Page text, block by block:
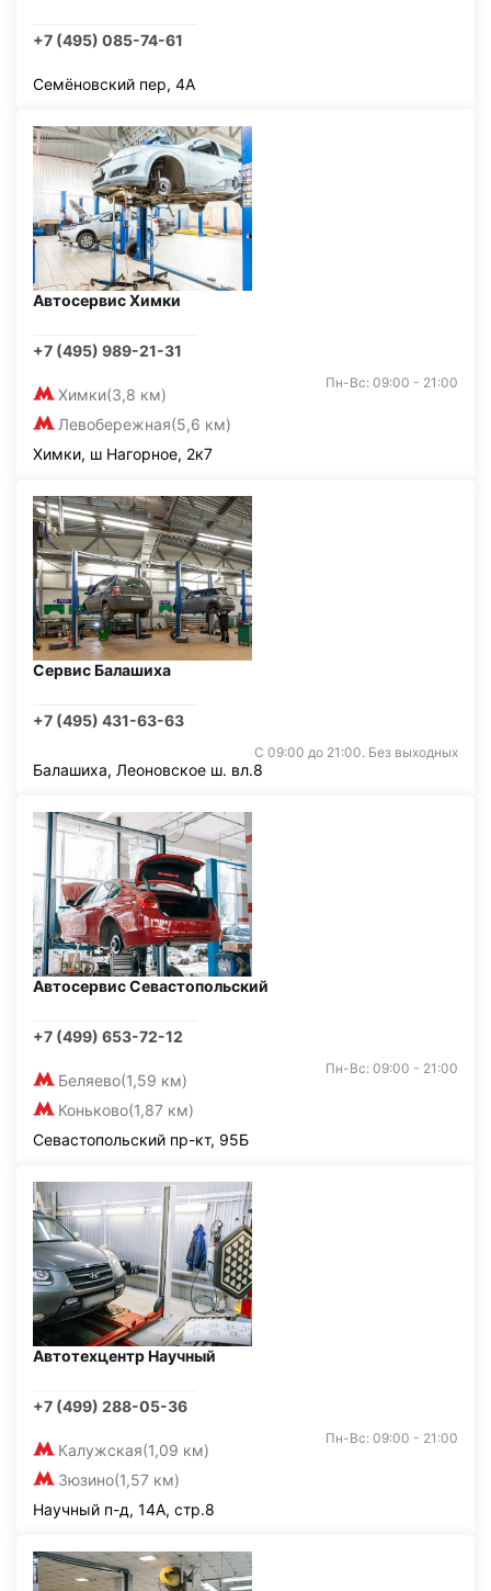
+7 (495) 085-74-61
Семёновский пер, 4А
Автосервис Химки
+7 (495) 989-21-31
Химки(3,8 км)
Левобережная(5,6 км)
Пн-Вс: 09:00 - 21:00
Химки, ш Нагорное, 2к7
Сервис Балашиха
+7 (495) 431-63-63
С 09:00 до 21:00. Без выходных
Балашиха, Леоновское ш. вл.8
Автосервис Севастопольский
+7 (499) 653-72-12
Беляево(1,59 км)
Коньково(1,87 км)
Пн-Вс: 09:00 - 21:00
Севастопольский пр-кт, 95Б
Автотехцентр Научный
+7 (499) 288-05-36
Калужская(1,09 км)
Зюзино(1,57 км)
Пн-Вс: 09:00 - 21:00
Научный п-д, 14А, стр.8